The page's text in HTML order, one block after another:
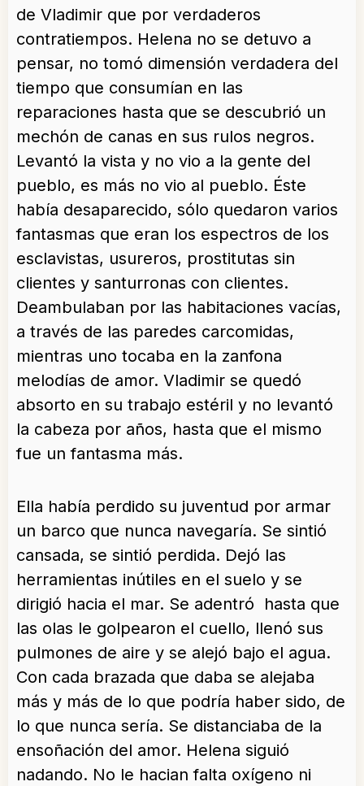
de Vladimir que por verdaderos
contratiempos. Helena no se detuvo a
pensar, no tomó dimensión verdadera del
tiempo que consumían en las
reparaciones hasta que se descubrió un
mechón de canas en sus rulos negros.
Levantó la vista y no vio a la gente del
pueblo, es más no vio al pueblo. Éste
había desaparecido, sólo quedaron varios
fantasmas que eran los espectros de los
esclavistas, usureros, prostitutas sin
clientes y santurronas con clientes.
Deambulaban por las habitaciones vacías,
a través de las paredes carcomidas,
mientras uno tocaba en la zanfona
melodías de amor. Vladimir se quedó
absorto en su trabajo estéril y no levantó
la cabeza por años, hasta que el mismo
fue un fantasma más.
Ella había perdido su juventud por armar
un barco que nunca navegaría. Se sintió
cansada, se sintió perdida. Dejó las
herramientas inútiles en el suelo y se
dirigió hacia el mar. Se adentró hasta que
las olas le golpearon el cuello, llenó sus
pulmones de aire y se alejó bajo el agua.
Con cada brazada que daba se alejaba
más y más de lo que podría haber sido, de
lo que nunca sería. Se distanciaba de la
ensoñación del amor. Helena siguió
nadando. No le hacian falta oxígeno ni